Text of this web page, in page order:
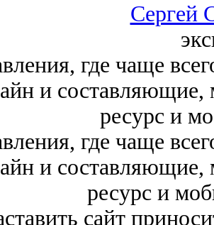
Сергей
где чаще
и
ресурс и
где чаще
и
ресурс и
сайт